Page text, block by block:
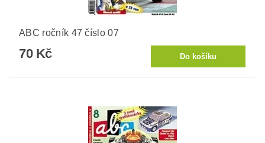
ABC ročník 47 číslo 07
70 Kč